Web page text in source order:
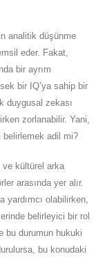
analitik düşünme
eder. Fakat,
bir ayrım
bir IQ’ya sahip bir
duygusal zekası
zorlanabilir. Yani,
adil mi?
ve kültürel arka
arasında yer alır.
olabilirken,
belirleyici bir rol
bu durumun hukuki
bu konudaki